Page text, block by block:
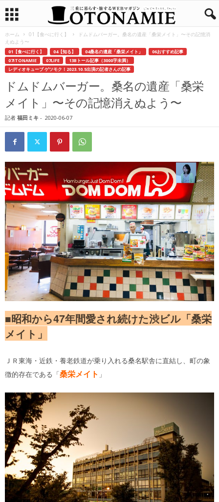
ホーム 01【食べに行く】
ドムドムバーガー。桑名の遺産「桑栄メイト」〜その記憶消
えぬよう〜
01【食べに行く】 04【知る】 04桑名の遺産「桑栄メイト」
06おすすめ記事
07ITONAMIE
07LIFE
13Bトール記事（3000字未満）
レディオキューブ ゲツモク！2023.10.5出演の記者さんの記事
ドムドムバーガー。桑名の遺産「桑栄
メイト」〜その記憶消えぬよう〜
記者 福田ミキ - 2020-06-07
■昭和から47年間愛され続けた渋ビル「桑栄
メイト」
ＪＲ東海・近鉄・養老鉄道が乗り入れる桑名駅舎に直結し、町の象
徴的存在である「桑栄メイト 」